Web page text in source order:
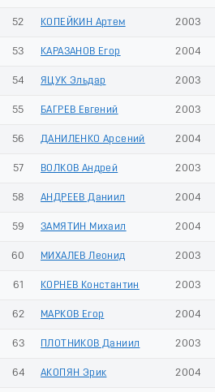
52 КОПЕЙКИН Артем 2003
53 КАРАЗАНОВ Егор 2004
54 ЯЦУК Эльдар 2003
55 БАГРЕВ Евгений 2003
56 ДАНИЛЕНКО Арсений 2004
57 ВОЛКОВ Андрей 2003
58 АНДРЕЕВ Даниил 2004
59 ЗАМЯТИН Михаил 2004
60 МИХАЛЕВ Леонид 2003
61 КОРНЕВ Константин 2003
62 МАРКОВ Егор 2004
63 ПЛОТНИКОВ Даниил 2003
64 АКОПЯН Эрик 2004